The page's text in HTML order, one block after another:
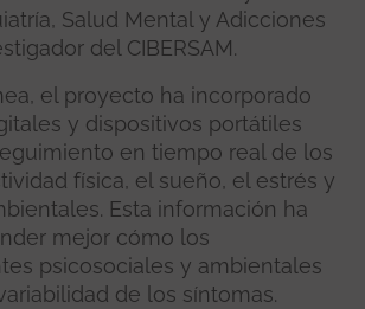
Salud Mental y Adicciones
del CIBERSAM.
el proyecto ha incorporado
y dispositivos portátiles
en tiempo real de los
física, el sueño, el estrés y
Esta información ha
mejor cómo los
psicosociales y ambientales
de los síntomas.